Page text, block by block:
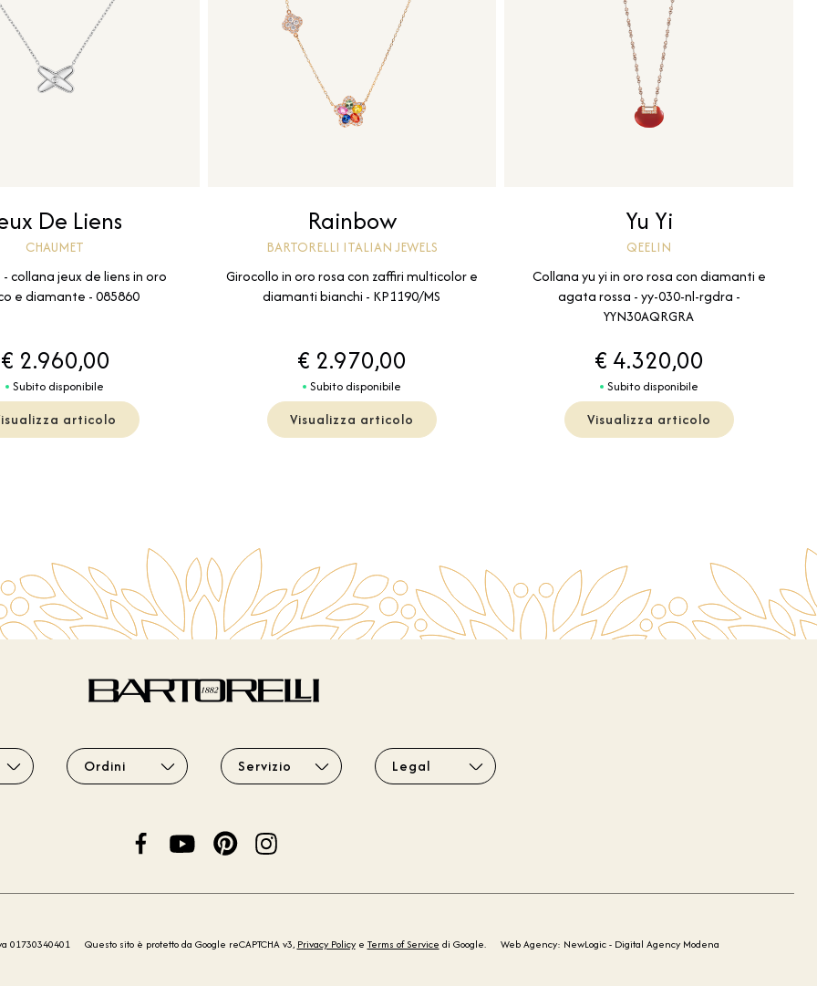
De Liens
CHAUMET
collana jeux de liens in oro
e diamante - 085860
€ 2.960,00
Subito disponibile
articolo
Rainbow
BARTORELLI ITALIAN JEWELS
Girocollo in oro rosa con zaffiri multicolor e
diamanti bianchi - KP1190/MS
€ 2.970,00
Subito disponibile
Visualizza articolo
Yu Yi
QEELIN
Collana yu yi in oro rosa con diamanti e
agata rossa - yy-030-nl-rgdra -
YYN30AQRGRA
€ 4.320,00
Subito disponibile
Visualizza articolo
Ordini Servizio Legal
01730340401 Questo sito è protetto da Google reCAPTCHA v3, Privacy Policye Terms of Service di Google. Web Agency: NewLogic - Digital Agency Modena